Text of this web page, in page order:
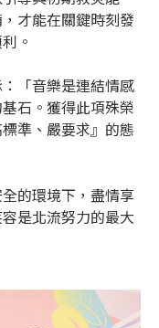
才能在關鍵時刻發
。
「音樂是連結情感
石。獲得此項殊榮
準、嚴要求』的態
的環境下，盡情享
是北流努力的最大